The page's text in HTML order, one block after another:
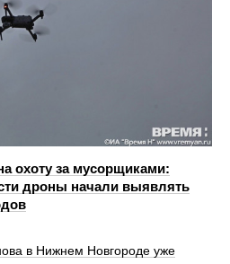
охоту за мусорщиками:
дроны начали выявлять
в Нижнем Новгороде уже